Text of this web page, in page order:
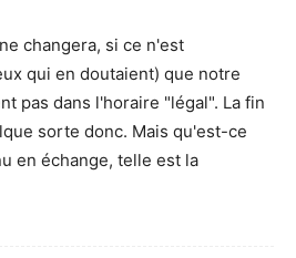
changera, si ce n'est
qui en doutaient) que notre
pas dans l'horaire "légal". La fin
sorte donc. Mais qu'est-ce
en échange, telle est la